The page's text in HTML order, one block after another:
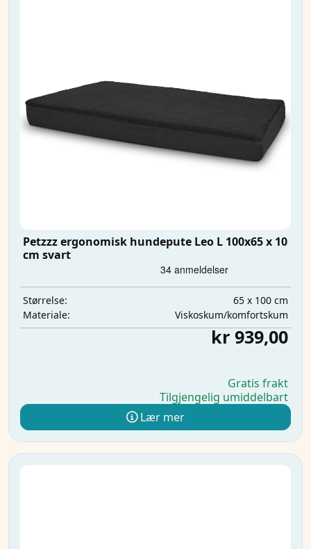
Petzzz ergonomisk hundepute Leo L 100x65 x 10
cm svart
Størrelse:
65 x 100 cm
Materiale:
Viskoskum/komfortskum
kr 939,00
Gratis frakt
Tilgjengelig umiddelbart
Lær mer